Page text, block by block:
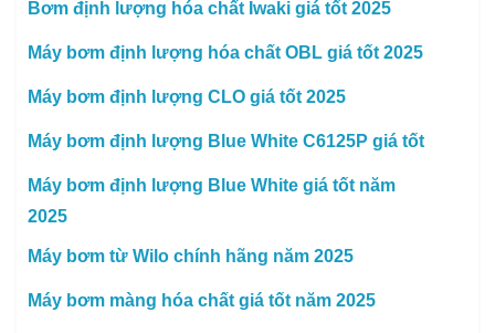
Bơm định lượng hóa chất Iwaki giá tốt 2025
Máy bơm định lượng hóa chất OBL giá tốt 2025
Máy bơm định lượng CLO giá tốt 2025
Máy bơm định lượng Blue White C6125P giá tốt
Máy bơm định lượng Blue White giá tốt năm
2025
Máy bơm từ Wilo chính hãng năm 2025
Máy bơm màng hóa chất giá tốt năm 2025